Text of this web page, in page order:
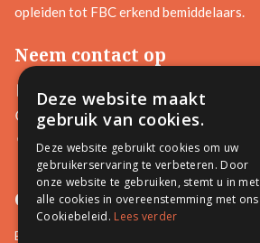
opleiden tot FBC erkend bemiddelaars.
Neem contact op
+32 476 97 89 21
info@promediation.eu
Azalealaan 6, 2630 Aartselaar
Opleidingen
Basisopleidingen
Deze website maakt
gebruik van cookies.
Deze website gebruikt cookies om uw
gebruikerservaring te verbeteren. Door
onze website te gebruiken, stemt u in met
alle cookies in overeenstemming met ons
Cookiebeleid. Lees verder